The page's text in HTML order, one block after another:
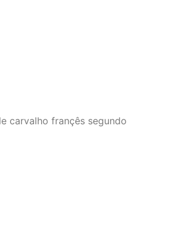
carvalho françês segundo